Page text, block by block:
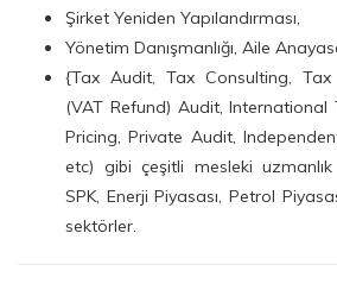
Şirket Yeniden Yapılandırması,
Yönetim Danışmanlığı, Aile
{Tax Audit, Tax Consulting,
(VAT Refund) Audit, International
Pricing, Private Audit,
etc) gibi çeşitli mesleki
SPK, Enerji Piyasası, Petrol
sektörler.